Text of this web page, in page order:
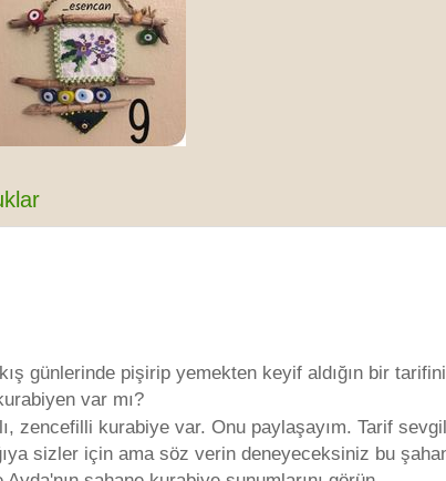
günlerinde pişirip yemekten keyif aldığın bir tarifini
var mı?
zencefilli kurabiye var. Onu paylaşayım. Tarif
sizler için ama söz verin deneyeceksiniz bu